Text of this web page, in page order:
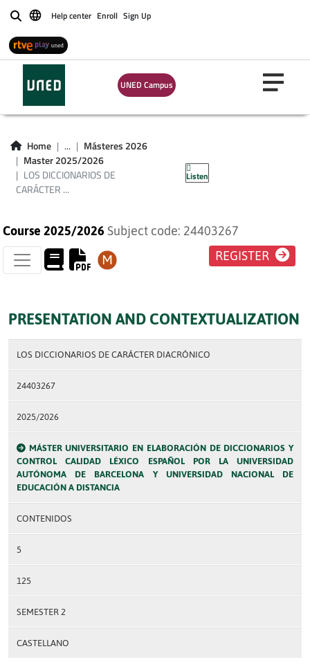
BuscarHelp center Enroll Sign Up
UNED Campus
Home ...
Másteres 2026
Master 2025/2026
LOS DICCIONARIOS DE
CARÁCTER ...
Listen
LOS DICCIONARIOS
DE CARÁCTER
DIACRÓNICO
Course 2025/2026 Subject code: 24403267
REGISTER
PRESENTATION AND CONTEXTUALIZATION
LOS DICCIONARIOS DE CARÁCTER DIACRÓNICO
24403267
2025/2026
MÁSTER UNIVERSITARIO EN ELABORACIÓN DE DICCIONARIOS Y
CONTROL CALIDAD LÉXICO ESPAÑOL POR LA UNIVERSIDAD
AUTÓNOMA DE BARCELONA Y UNIVERSIDAD NACIONAL DE
EDUCACIÓN A DISTANCIA
CONTENIDOS
5
125
SEMESTER 2
CASTELLANO